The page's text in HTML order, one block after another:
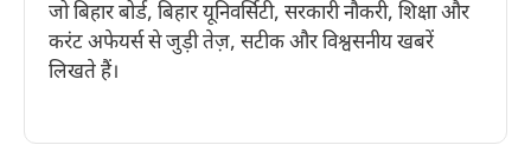
जो बिहार बोर्ड, बिहार यूनिवर्सिटी, सरकारी नौकरी, शिक्षा और
करंट अफेयर्स से जुड़ी तेज़, सटीक और विश्वसनीय खबरें
लिखते हैं।